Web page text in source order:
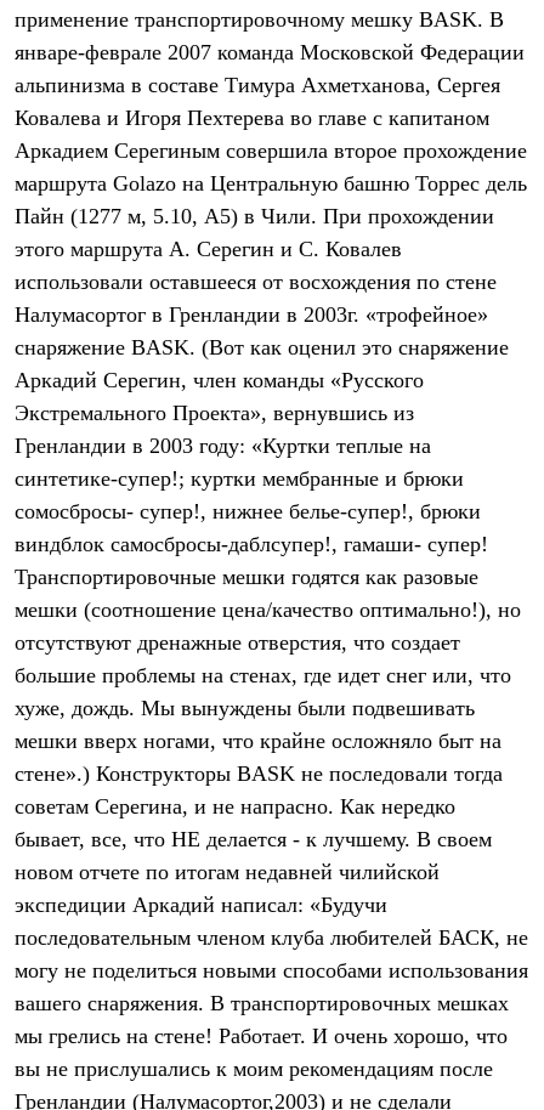
Термобелье
Теплое термобелье
Лёгкая одежда
Футболки
Рубашки
Толстовки
Брюки
Женская одежда
Утепленная пухом
Куртки
Брюки
Жилеты
Утепленная синтетикой
Брюки
Штормовая одежда
Софтшелл одежда
Куртки
Брюки
Лёгкая одежда
Рубашки
Футболки
Брюки
Термобелье
Теплое термобелье
Среднее термобелье
Легкое термобелье
Флисовая одежда
Брюки
Детская одежда
Комбинезоны
Куртки
Брюки
Утепленная синтетикой
Комбинезоны
Куртки
Лёгкая одежда
Футболки
Толстовки
применение транспортировочному мешку BASK. В
январе-феврале 2007 команда Московской Федерации
альпинизма в составе Тимура Ахметханова, Сергея
Ковалева и Игоря Пехтерева во главе с капитаном
Аркадием Серегиным совершила второе прохождение
маршрута Golazo на Центральную башню Торрес дель
Пайн (1277 м, 5.10, А5) в Чили. При прохождении
этого маршрута А. Серегин и С. Ковалев
использовали оставшееся от восхождения по стене
Налумасортог в Гренландии в 2003г. «трофейное»
снаряжение BASK. (Вот как оценил это снаряжение
Аркадий Серегин, член команды «Русского
Экстремального Проекта», вернувшись из
Гренландии в 2003 году: «Куртки теплые на
синтетике-супер!; куртки мембранные и брюки
сомосбросы- супер!, нижнее белье-супер!, брюки
виндблок самосбросы-даблсупер!, гамаши- супер!
Транспортировочные мешки годятся как разовые
мешки (соотношение цена/качество оптимально!), но
отсутствуют дренажные отверстия, что создает
большие проблемы на стенах, где идет снег или, что
хуже, дождь. Мы вынуждены были подвешивать
мешки вверх ногами, что крайне осложняло быт на
стене».) Конструкторы BASK не последовали тогда
советам Серегина, и не напрасно. Как нередко
бывает, все, что НЕ делается - к лучшему. В своем
новом отчете по итогам недавней чилийской
экспедиции Аркадий написал: «Будучи
последовательным членом клуба любителей БАСК, не
могу не поделиться новыми способами использования
вашего снаряжения. В транспортировочных мешках
мы грелись на стене! Работает. И очень хорошо, что
вы не прислушались к моим рекомендациям после
Гренландии (Налумасортог,2003) и не сделали